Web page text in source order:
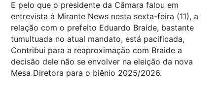
E pelo que o presidente da Câmara falou em
entrevista à Mirante News nesta sexta-feira (11), a
relação com o prefeito Eduardo Braide, bastante
tumultuada no atual mandato, está pacificada,
Contribui para a reaproximação com Braide a
decisão dele não se envolver na eleição da nova
Mesa Diretora para o biênio 2025/2026.